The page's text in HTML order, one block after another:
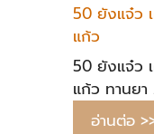
50 ยังแจ๋ว
แก้ว
50 ยังแจ๋ว
แก้ว ทานยา
อ่านต่อ